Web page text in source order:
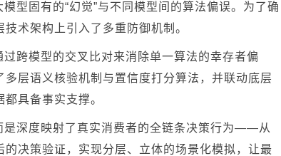
型固有的“幻觉”与不同模型间的算法偏误。为了确
术架构上引入了多重防御机制。
过跨模型的交叉比对来消除单一算法的幸存者偏
层语义核验机制与置信度打分算法，并联动底层
具备事实支撑。
是深度映射了真实消费者的全链条决策行为——从
决策验证，实现分层、立体的场景化模拟，让最